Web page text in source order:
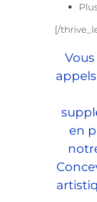
[/
en